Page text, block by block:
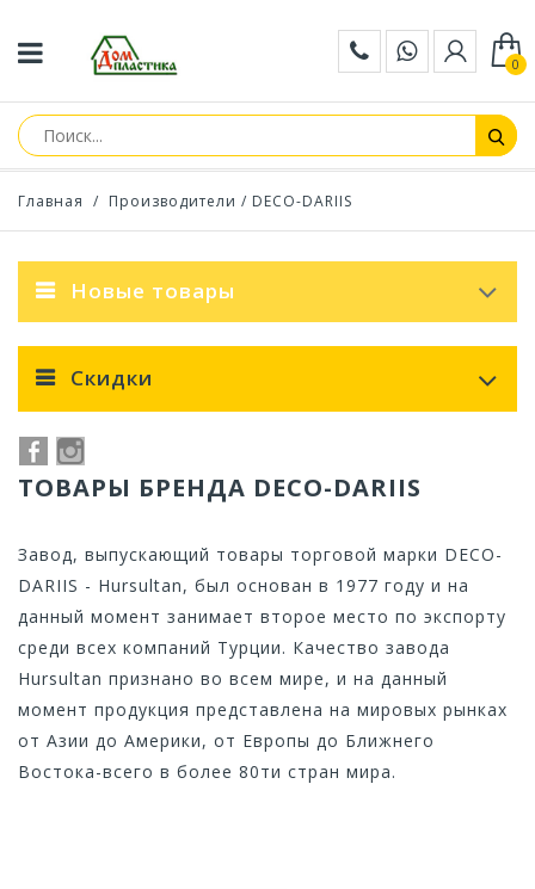
0
Главная / Производители / DECO-DARIIS
Новые товары
Скидки
ТОВАРЫ БРЕНДА DECO-DARIIS
Завод, выпускающий товары торговой марки DECO-
DARIIS - Hursultan, был основан в 1977 году и на
данный момент занимает второе место по экспорту
среди всех компаний Турции. Качество завода
Hursultan признано во всем мире, и на данный
момент продукция представлена на мировых рынках
от Азии до Америки, от Европы до Ближнего
Востока-всего в более 80ти стран мира.